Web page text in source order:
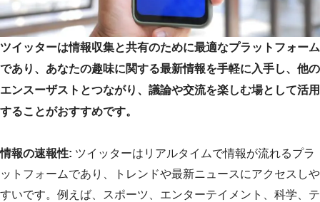
ツイッターは情報収集と共有のために最適なプラットフォーム
であり、あなたの趣味に関する最新情報を手軽に入手し、他の
エンスーザストとつながり、議論や交流を楽しむ場として活用
することがおすすめです。
情報の速報性: ツイッターはリアルタイムで情報が流れるプラ
ットフォームであり、トレンドや最新ニュースにアクセスしや
すいです。例えば、スポーツ、エンターテイメント、科学、テ